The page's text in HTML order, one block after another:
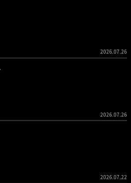
2026.07.26
2026.07.26
2026.07.22